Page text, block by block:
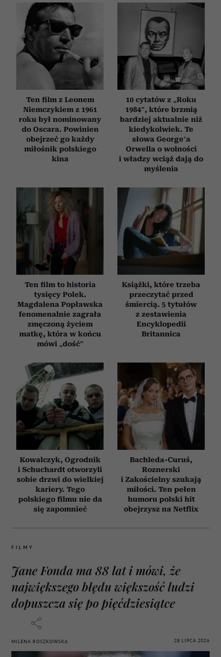
Ten film z Leonem
Niemczykiem z 1961
roku był nominowany
do Oscara. Powinien
obejrzeć go każdy
miłośnik polskiego
kina
10 cytatów z „Roku
1984”, które brzmią
bardziej aktualnie niż
kiedykolwiek. Te
słowa George’a
Orwella o wolności
i władzy wciąż dają do
myślenia
Ten film to historia
tysięcy Polek.
Magdalena Popławska
fenomenalnie zagrała
zmęczoną życiem
matkę, która w końcu
mówi „dość”
Książki, które trzeba
przeczytać przed
śmiercią. 5 tytułów
z zestawienia
Encyklopedii
Britannica
Kowalczyk, Ogrodnik
i Schuchardt otworzyli
sobie drzwi do wielkiej
kariery. Tego
polskiego filmu nie da
się zapomnieć
Bachleda-Curuś,
Roznerski
i Zakościelny szukają
miłości. Ten pełen
humoru polski hit
obejrzysz na Netflix
FILMY
Jane Fonda ma 88 lat i mówi, że
największego błędu większość ludzi
dopuszcza się po pięćdziesiątce
MILENA ROSZKOWSKA 28 LIPCA 2026